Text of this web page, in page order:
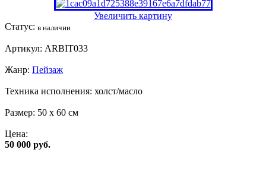
Увеличить картину
Статус: в наличии
Артикул: ARBIT033
Жанр: Пейзаж
Техника исполнения: холст/масло
Размер: 50 x 60 см
Цена:
50 000 руб.